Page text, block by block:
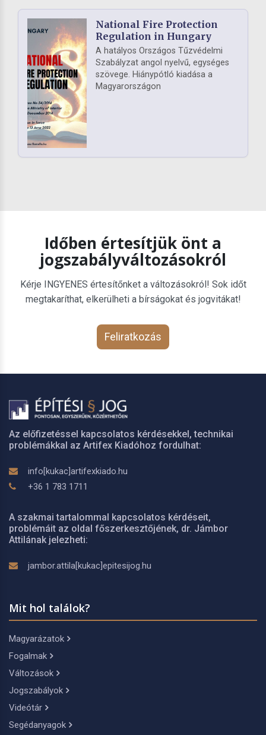
National Fire Protection
Regulation in Hungary
A hatályos Országos Tűzvédelmi
Szabályzat angol nyelvű, egységes
szövege. Hiánypótló kiadása a
Magyarországon
Időben értesítjük önt a
jogszabályváltozásokról
Kérje INGYENES értesítőnket a változásokról! Sok időt
megtakaríthat, elkerülheti a bírságokat és jogvitákat!
Feliratkozás
Az előfizetéssel kapcsolatos kérdésekkel, technikai
problémákkal az Artifex Kiadóhoz fordulhat:
info[kukac]artifexkiado.hu
+36 1 783 1711
A szakmai tartalommal kapcsolatos kérdéseit,
problémáit az oldal főszerkesztőjének, dr. Jámbor
Attilának jelezheti:
jambor.attila[kukac]epitesijog.hu
Mit hol találok?
Magyarázatok
Fogalmak
Változások
Jogszabályok
Videótár
Segédanyagok